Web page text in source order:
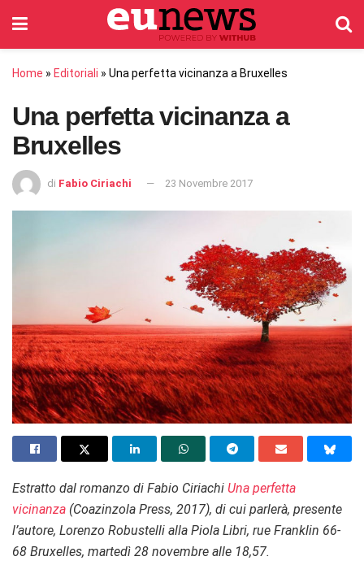
Home » Editoriali » Una perfetta vicinanza a Bruxelles
Una perfetta vicinanza a
Bruxelles
di Fabio Ciriachi 23 Novembre 2017
Estratto dal romanzo di Fabio Ciriachi Una perfetta
vicinanza (Coazinzola Press, 2017), di cui parlerà, presente
l’autore, Lorenzo Robustelli alla Piola Libri, rue Franklin 66-
68 Bruxelles, martedì 28 novembre alle 18,57.